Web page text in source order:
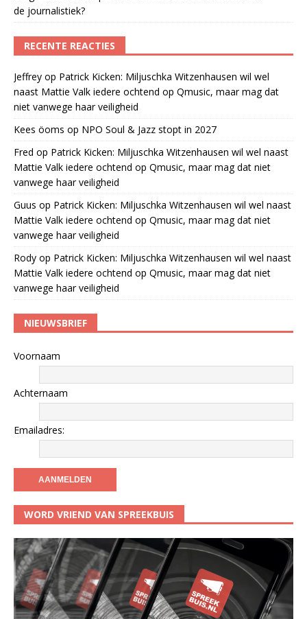
de journalistiek?
RECENTE REACTIES
Jeffrey op Patrick Kicken: Miljuschka Witzenhausen wil wel
naast Mattie Valk iedere ochtend op Qmusic, maar mag dat
niet vanwege haar veiligheid
Kees öoms op NPO Soul & Jazz stopt in 2027
Fred op Patrick Kicken: Miljuschka Witzenhausen wil wel naast
Mattie Valk iedere ochtend op Qmusic, maar mag dat niet
vanwege haar veiligheid
Guus op Patrick Kicken: Miljuschka Witzenhausen wil wel naast
Mattie Valk iedere ochtend op Qmusic, maar mag dat niet
vanwege haar veiligheid
Rody op Patrick Kicken: Miljuschka Witzenhausen wil wel naast
Mattie Valk iedere ochtend op Qmusic, maar mag dat niet
vanwege haar veiligheid
NIEUWSBRIEF
Voornaam
Achternaam
Emailadres:
WORD VRIEND VAN SPREEKBUIS